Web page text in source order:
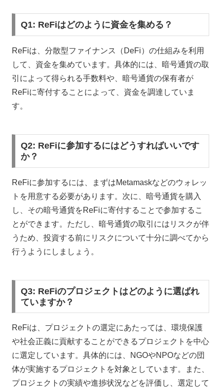
Q1: ReFiはどのように資金を集める？
ReFiは、分散型ファイナンス（DeFi）の仕組みを利用
して、資金を集めています。具体的には、暗号通貨の取
引によって得られる手数料や、暗号通貨の保有者が
ReFiに寄付することによって、資金を調達していま
す。
Q2: ReFiに参加するにはどうすればいいです
か？
ReFiに参加するには、まずはMetamaskなどのウォレッ
トを用意する必要があります。次に、暗号通貨を購入
し、その暗号通貨をReFiに寄付することで参加するこ
とができます。ただし、暗号通貨の取引にはリスクが伴
うため、投資する前にリスクについて十分に調べてから
行うようにしましょう。
Q3: ReFiのプロジェクトはどのように選ばれ
ていますか？
ReFiは、プロジェクトの選定にあたっては、環境保護
や社会正義に貢献することができるプロジェクトを中心
に選定しています。具体的には、NGOやNPOなどの団
体が実施するプロジェクトを対象としています。また、
プロジェクトの実績や進捗状況などを評価し、選定して